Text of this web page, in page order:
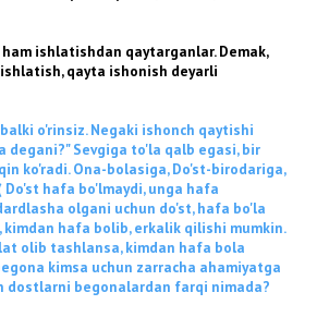
ham yaxshi
do‘stdir.
Muhabbat
o‘rnini